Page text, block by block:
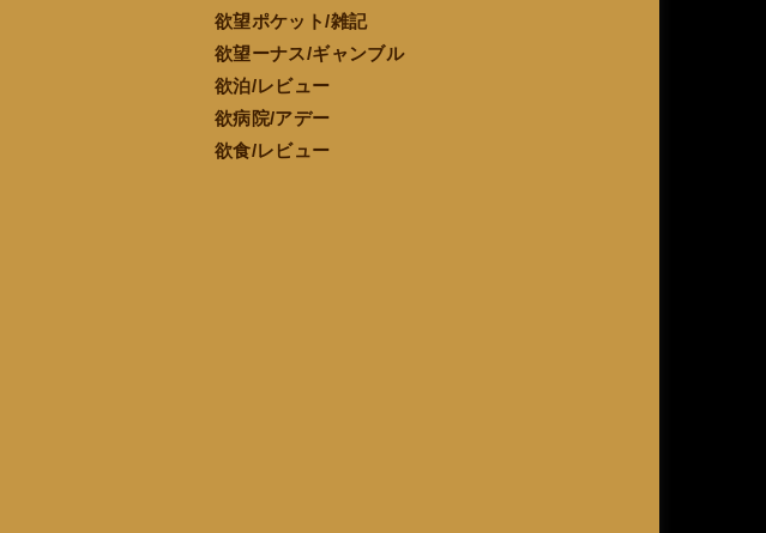
欲望ポケット/雑記
欲望ーナス/ギャンブル
欲泊/レビュー
欲病院/アデー
欲食/レビュー